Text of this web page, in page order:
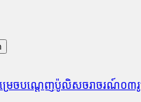
ម្រេចបណ្តេញ​ប៉ូលិស​ចរាចរណ៍​០៣​